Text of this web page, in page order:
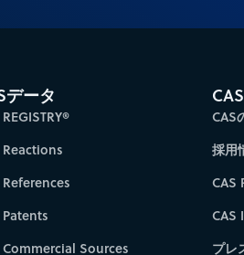
データ
Reactions
References
Patents
Commercial Sources
CAS
採用
CAS
プレ